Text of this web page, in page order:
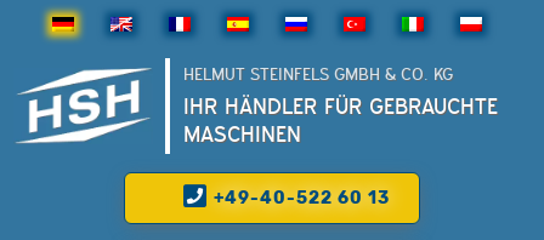
HELMUT STEINFELS GMBH & CO. KG
IHR HÄNDLER FÜR GEBRAUCHTE
MASCHINEN
+49-40-522 60 13